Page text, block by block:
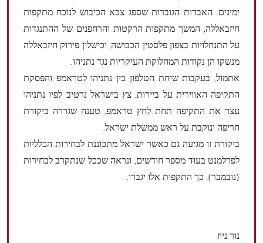
ימינים. האבדות הגוברות שספג צבא הכיבוש לנוכח מתקפות
חיזבאללה, המשך מתקפות הרקטות והרחפנים של ההתנגדות
על התנחלויות בצפון פלסטין הכבושה, וכישלון פירוק חיזבאללה
מנשקו הן נקודות המחלוקת העיקריות נגד נתניהו.
אתמול, בעקבות שיחת הטלפון בין נתניהו לטראמפ והפסקת
התקיפה האווירית על ביירות, צץ בישראל נרטיב לפיו נתניהו
עצר את התקיפה תחת לחץ טראמפ, טענה שגררה ביקורת
חריפה ונוקבת על ראש ממשלת ישראל.
ביקורת זו מגיעה גם כאשר ישראל מתכוננת לבחירות הכלליות
לפרלמנט בעוד מספר חודשים, ונראה שככל שנתקרב לבחירות
(נובמבר), כך התקפות אלו יגברו.
נור ניוז